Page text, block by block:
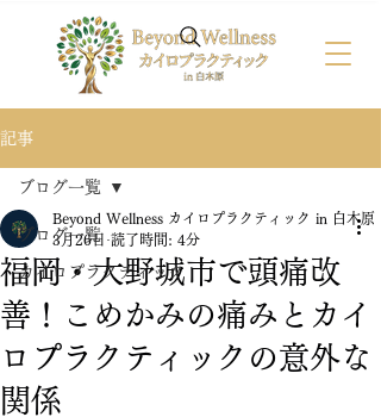
記事
ブログ一覧
カイロプラクティック
ブログ一覧
福岡・大野城市で頭痛改
善！こめかみの痛みとカイ
ロプラクティックの意外な
関係
Beyond Wellness カイロプラクティック in 白木原
3月26日 読了時間: 4分